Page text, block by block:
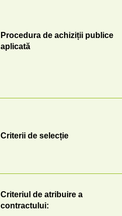
Procedura de achiziții publice
aplicată
Criterii de selecție
Criteriul de atribuire a
contractului: